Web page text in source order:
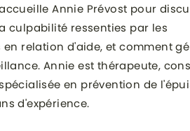
Annie Prévost pour
culpabilité ressenties par les
en relation d'aide, et comment
Annie est thérapeute,
en prévention de
d'expérience.